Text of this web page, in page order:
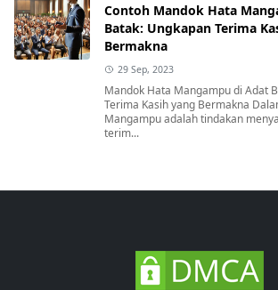
Contoh Mandok Hata
Batak: Ungkapan Terima
Bermakna
29 Sep, 2023
Mandok Hata Mangampu di Adat
Terima Kasih yang Bermakna
Mangampu adalah tindakan
terim...